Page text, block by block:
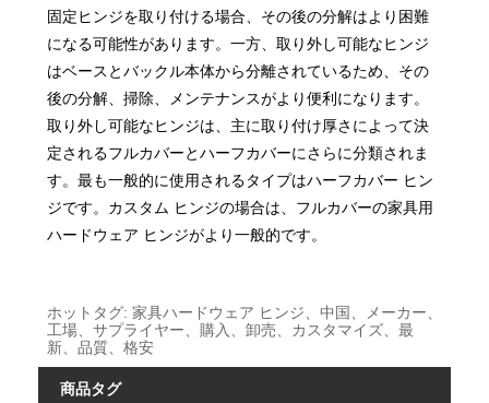
固定ヒンジを取り付ける場合、その後の分解はより困難
になる可能性があります。一方、取り外し可能なヒンジ
はベースとバックル本体から分離されているため、その
後の分解、掃除、メンテナンスがより便利になります。
取り外し可能なヒンジは、主に取り付け厚さによって決
定されるフルカバーとハーフカバーにさらに分類されま
す。最も一般的に使用されるタイプはハーフカバー ヒン
ジです。カスタム ヒンジの場合は、フルカバーの家具用
ハードウェア ヒンジがより一般的です。
ホットタグ: 家具ハードウェア ヒンジ、中国、メーカー、
工場、サプライヤー、購入、卸売、カスタマイズ、最
新、品質、格安
商品タグ